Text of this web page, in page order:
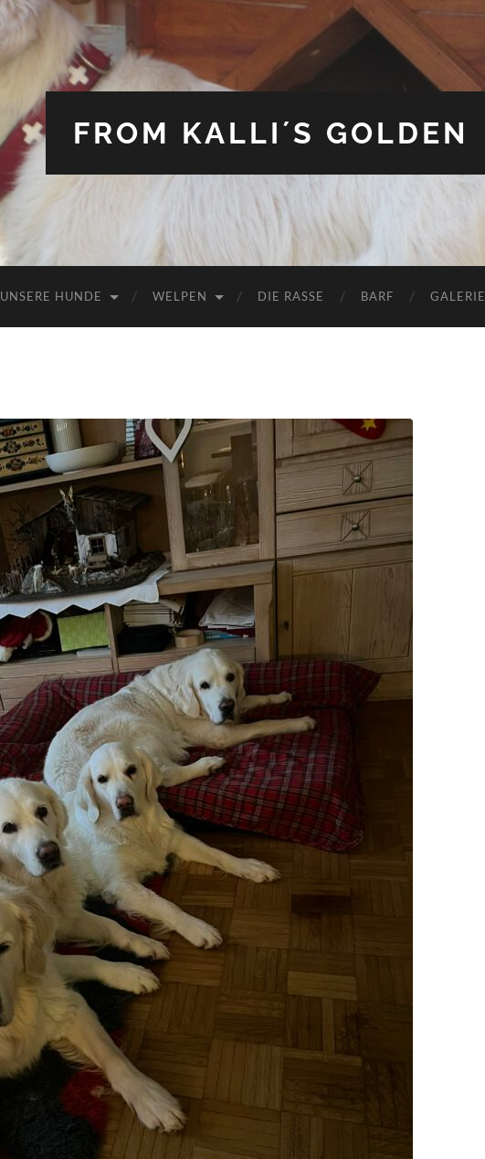
FROM KALLI´S GOLDEN
UNSERE HUNDE WELPEN DIE RASSE BARF GALERIE